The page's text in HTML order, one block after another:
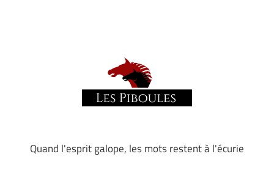
Les
Quand l'esprit galope, les mots restent à l'écurie